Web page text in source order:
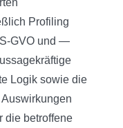
Profiling
GVO und —
Logik sowie die
die betroffene